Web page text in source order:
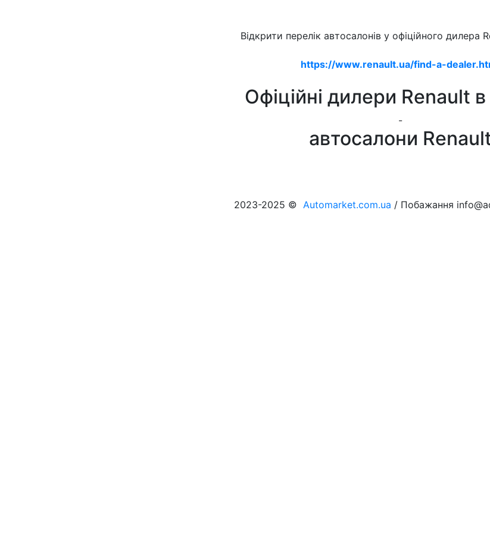
Відкрити перелік автосалонів у офіційного дилера
https://www.renault.ua/find-a-
Офіційні дилери Renault в
-
автосалони
2023-2025 © Automarket.com.ua / Побажання